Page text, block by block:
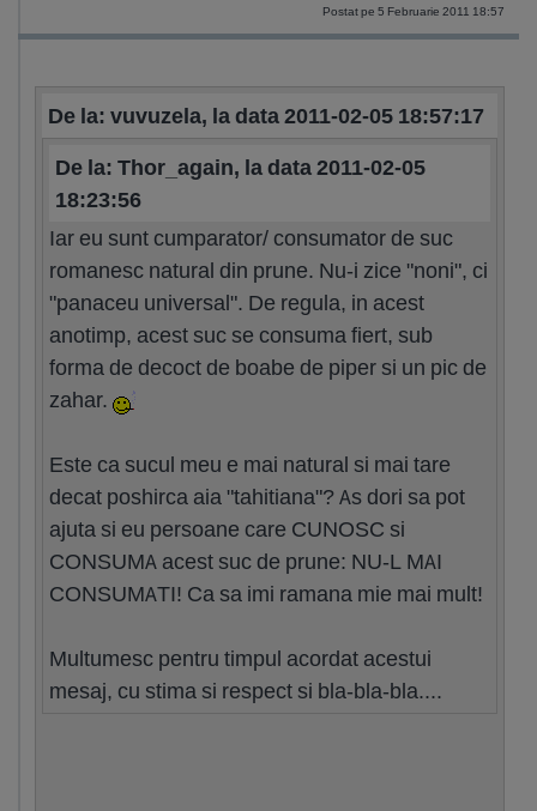
Postat pe 5 Februarie 2011 18:57
De la: vuvuzela, la data 2011-02-05 18:57:17
De la: Thor_again, la data 2011-02-05
18:23:56
Iar eu sunt cumparator/ consumator de suc
romanesc natural din prune. Nu-i zice "noni", ci
"panaceu universal". De regula, in acest
anotimp, acest suc se consuma fiert, sub
forma de decoct de boabe de piper si un pic de
zahar.
Este ca sucul meu e mai natural si mai tare
decat poshirca aia "tahitiana"? As dori sa pot
ajuta si eu persoane care CUNOSC si
CONSUMA acest suc de prune: NU-L MAI
CONSUMATI! Ca sa imi ramana mie mai mult!
Multumesc pentru timpul acordat acestui
mesaj, cu stima si respect si bla-bla-bla....